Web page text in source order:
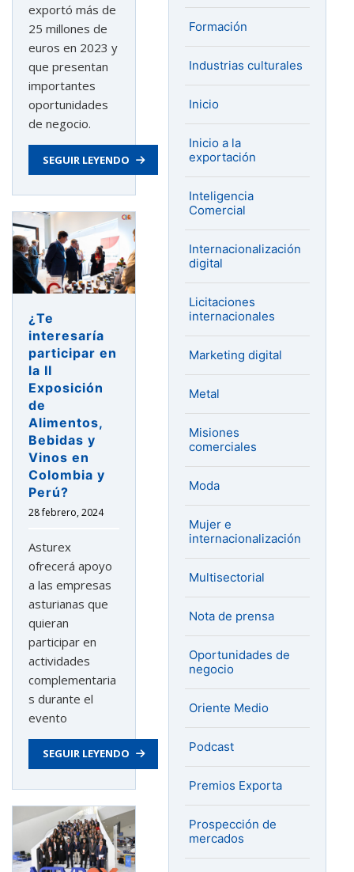
exportó más de
25 millones de
euros en 2023 y
que presentan
importantes
oportunidades
de negocio.
SEGUIR LEYENDO
¿Te
interesaría
participar en
la II
Exposición
de
Alimentos,
Bebidas y
Vinos en
Colombia y
Perú?
28 febrero, 2024
Asturex
ofrecerá apoyo
a las empresas
asturianas que
quieran
participar en
actividades
complementaria
s durante el
evento
SEGUIR LEYENDO
Formación
Industrias culturales
Inicio
Inicio a la
exportación
Inteligencia
Comercial
Internacionalización
digital
Licitaciones
internacionales
Marketing digital
Metal
Misiones
comerciales
Moda
Mujer e
internacionalización
Multisectorial
Nota de prensa
Oportunidades de
negocio
Oriente Medio
Podcast
Premios Exporta
Prospección de
mercados